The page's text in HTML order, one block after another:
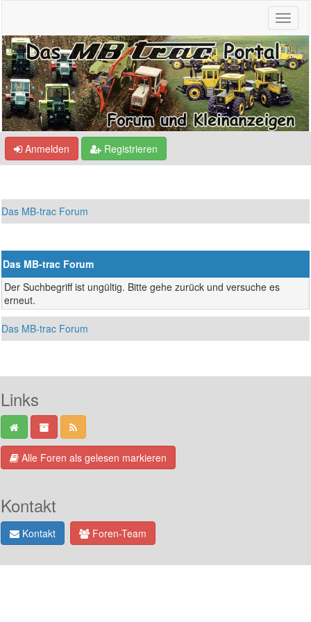
Anmelden Registrieren
Das MB-trac Forum
Das MB-trac Forum
Der Suchbegriff ist ungültig. Bitte gehe zurück und versuche es
erneut.
Das MB-trac Forum
Links
Alle Foren als gelesen markieren
Kontakt
Kontakt Foren-Team